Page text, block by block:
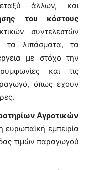
άλλων, και
του κόστους
συντελεστών
τα λιπάσµατα, τα
με στόχο την
και τις
όπως έχουν
Αγροτικών
ευρωπαϊκή εμπειρία
τιμών παραγωγού